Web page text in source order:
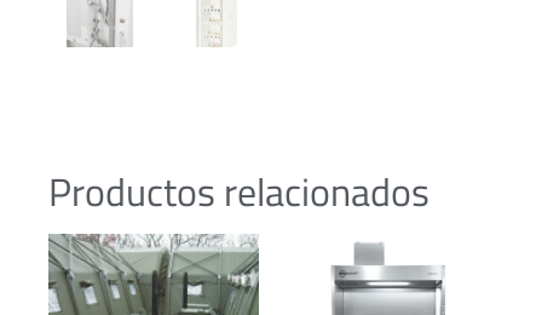
Productos relacionados